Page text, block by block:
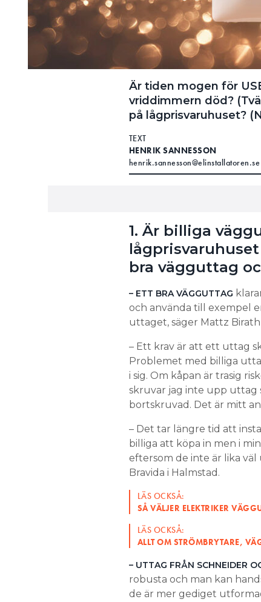
Är tiden mogen för
vriddimmern död?
på lågprisvaruhuset?
TEXT
HENRIK SANNESSON
henrik.sannesson@elinstallatoren.se
1. Är billiga
bra vägguttag
– ETT BRA VÄGGUTTAG
och använda till exempel
uttaget, säger Mattz
– Ett krav är att ett uttag
Problemet med billiga
i sig. Om kåpan är trasig
skruvar jag inte upp uttag
bortskruvad. Det är mitt
– Det tar längre tid att
billiga att köpa in men i
eftersom de inte är lika
Bravida i Halmstad.
LÄS OCKSÅ:
SÅ VÄLJER ELEKTRIKER
LÄS OCKSÅ:
ALLT OM STRÖMBRYTARE,
– UTTAG FRÅN SCHNEIDER
robusta och man kan
de är mer gediget